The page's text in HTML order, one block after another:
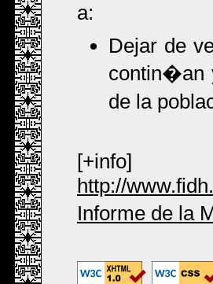
a:
Dejar de
contin�an
de la
[+info]
http://
Informe de la